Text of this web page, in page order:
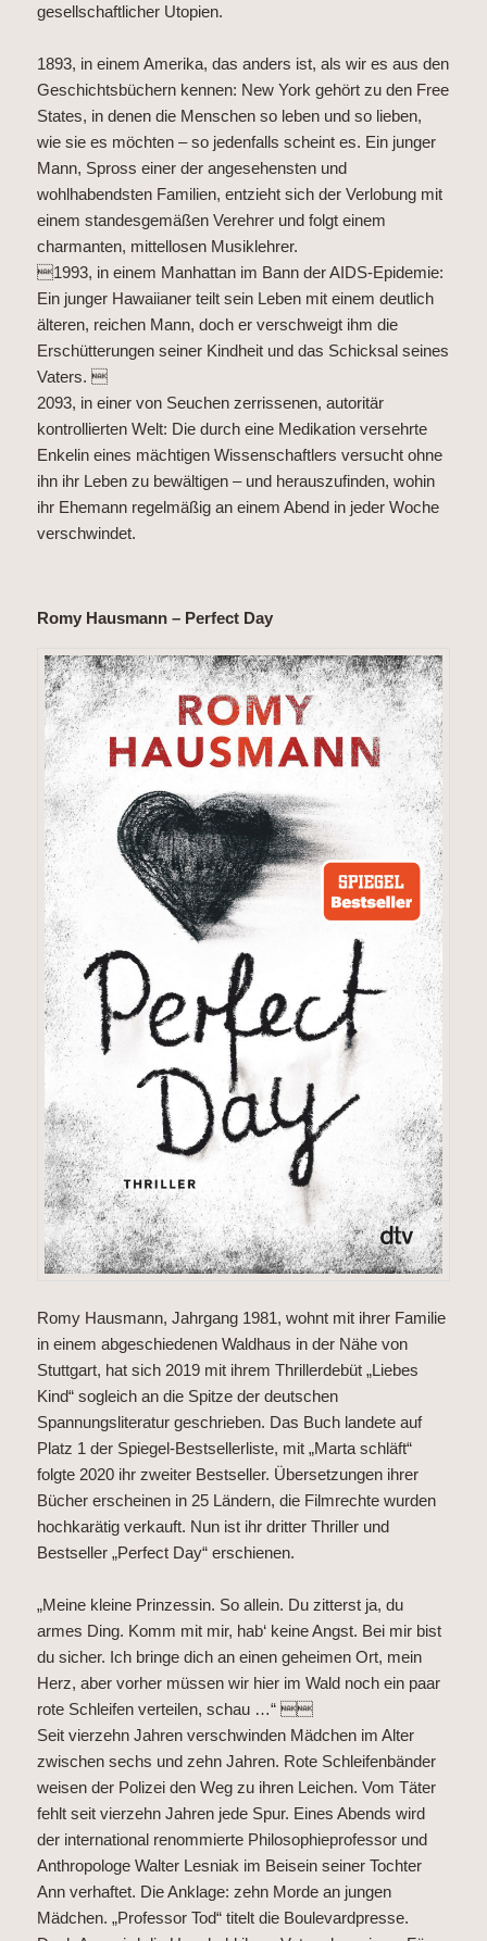
gesellschaftlicher Utopien.
1893, in einem Amerika, das anders ist, als wir es aus den
Geschichtsbüchern kennen: New York gehört zu den Free
States, in denen die Menschen so leben und so lieben,
wie sie es möchten – so jedenfalls scheint es. Ein junger
Mann, Spross einer der angesehensten und
wohlhabendsten Familien, entzieht sich der Verlobung mit
einem standesgemäßen Verehrer und folgt einem
charmanten, mittellosen Musiklehrer.
1993, in einem Manhattan im Bann der AIDS-Epidemie:
Ein junger Hawaiianer teilt sein Leben mit einem deutlich
älteren, reichen Mann, doch er verschweigt ihm die
Erschütterungen seiner Kindheit und das Schicksal seines
Vaters. 
2093, in einer von Seuchen zerrissenen, autoritär
kontrollierten Welt: Die durch eine Medikation versehrte
Enkelin eines mächtigen Wissenschaftlers versucht ohne
ihn ihr Leben zu bewältigen – und herauszufinden, wohin
ihr Ehemann regelmäßig an einem Abend in jeder Woche
verschwindet.
Romy Hausmann – Perfect Day
Romy Hausmann, Jahrgang 1981, wohnt mit ihrer Familie
in einem abgeschiedenen Waldhaus in der Nähe von
Stuttgart, hat sich 2019 mit ihrem Thrillerdebüt „Liebes
Kind“ sogleich an die Spitze der deutschen
Spannungsliteratur geschrieben. Das Buch landete auf
Platz 1 der Spiegel-Bestsellerliste, mit „Marta schläft“
folgte 2020 ihr zweiter Bestseller. Übersetzungen ihrer
Bücher erscheinen in 25 Ländern, die Filmrechte wurden
hochkarätig verkauft. Nun ist ihr dritter Thriller und
Bestseller „Perfect Day“ erschienen.
„Meine kleine Prinzessin. So allein. Du zitterst ja, du
armes Ding. Komm mit mir, hab‘ keine Angst. Bei mir bist
du sicher. Ich bringe dich an einen geheimen Ort, mein
Herz, aber vorher müssen wir hier im Wald noch ein paar
rote Schleifen verteilen, schau …“ 
Seit vierzehn Jahren verschwinden Mädchen im Alter
zwischen sechs und zehn Jahren. Rote Schleifenbänder
weisen der Polizei den Weg zu ihren Leichen. Vom Täter
fehlt seit vierzehn Jahren jede Spur. Eines Abends wird
der international renommierte Philosophieprofessor und
Anthropologe Walter Lesniak im Beisein seiner Tochter
Ann verhaftet. Die Anklage: zehn Morde an jungen
Mädchen. „Professor Tod“ titelt die Boulevardpresse.